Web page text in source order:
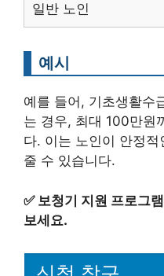
일반 노인
예시
예를 들어, 기초생활수
는 경우, 최대 100만원
다. 이는 노인이 안정
줄 수 있습니다.
✅ 보청기 지원 프로그
보세요.